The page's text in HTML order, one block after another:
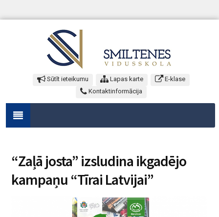
Sūtīt ieteikumu Lapas karte
E-klase
Kontaktinformācija
“Zaļā josta” izsludina ikgadējo
kampaņu “Tīrai Latvijai”